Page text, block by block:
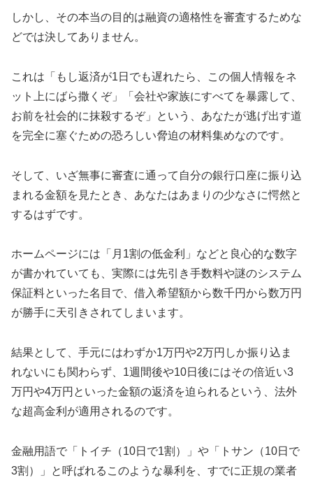
しかし、その本当の目的は融資の適格性を審査するためな
どでは決してありません。
これは「もし返済が1日でも遅れたら、この個人情報をネ
ット上にばら撒くぞ」「会社や家族にすべてを暴露して、
お前を社会的に抹殺するぞ」という、あなたが逃げ出す道
を完全に塞ぐための恐ろしい脅迫の材料集めなのです。
そして、いざ無事に審査に通って自分の銀行口座に振り込
まれる金額を見たとき、あなたはあまりの少なさに愕然と
するはずです。
ホームページには「月1割の低金利」などと良心的な数字
が書かれていても、実際には先引き手数料や謎のシステム
保証料といった名目で、借入希望額から数千円から数万円
が勝手に天引きされてしまいます。
結果として、手元にはわずか1万円や2万円しか振り込ま
れないにも関わらず、1週間後や10日後にはその倍近い3
万円や4万円といった金額の返済を迫られるという、法外
な超高金利が適用されるのです。
金融用語で「トイチ（10日で1割）」や「トサン（10日で
3割）」と呼ばれるこのような暴利を、すでに正規の業者